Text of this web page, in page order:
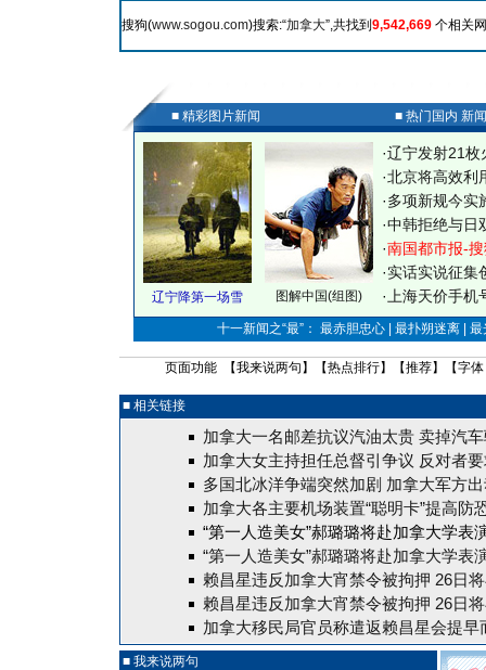
搜狗(www.sogou.com)搜索:“加拿大”,共找到 9,542,669 个相关
■ 精彩图片新闻 ■ 热门国内 新
辽宁降第一场雪 图解中国(组图)
·辽宁发射21枚
·北京将高效利
·多项新规今实
·中韩拒绝与日
·南国都市报-
·实话实说征集
· 上海天价手
十一新闻之“最”： 最赤胆忠心 | 最扑朔迷离 |
页面功能 【我来说两句 】【热点排行】【推荐】【字体
■ 相关链接
加拿大一名邮差抗议汽油太贵 卖掉汽
加拿大女主持担任总督引争议 反对者
多国北冰洋争端突然加剧 加拿大军方
加拿大各主要机场装置“聪明卡”提高防
“第一人造美女”郝璐璐将赴加拿大学表
“第一人造美女”郝璐璐将赴加拿大学表
赖昌星违反加拿大宵禁令被拘押 26日
赖昌星违反加拿大宵禁令被拘押 26日
加拿大移民局官员称遣返赖昌星会提早
■ 我来说两句